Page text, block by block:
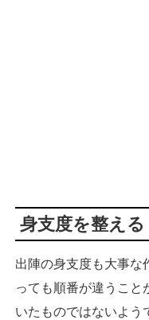
身支度を整える
出陣の身支度も大事な
っても順番が違うこと
いたものではないよう